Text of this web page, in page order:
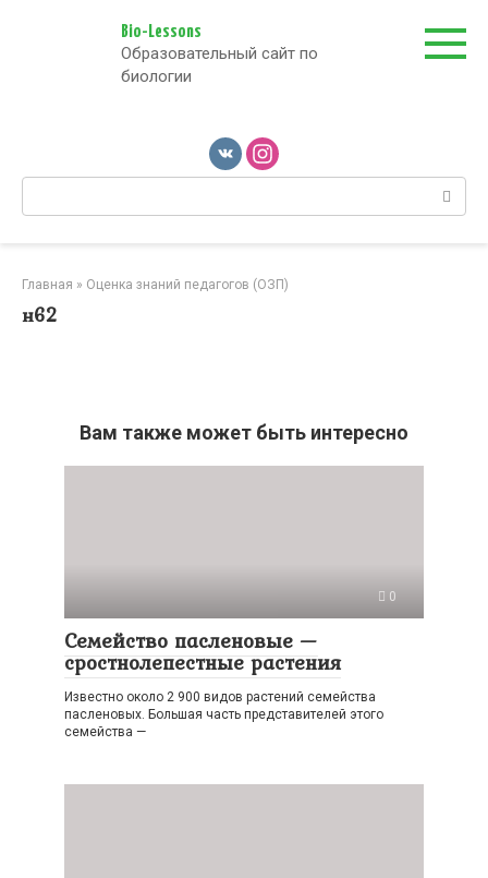
Bio-Lessons
Образовательный сайт по
биологии
Поиск:
Главная » Оценка знаний педагогов (ОЗП)
н62
Вам также может быть интересно
0
Семейство пасленовые —
сростнолепестные растения
Известно около 2 900 видов растений семейства
пасленовых. Большая часть представителей этого
семейства —